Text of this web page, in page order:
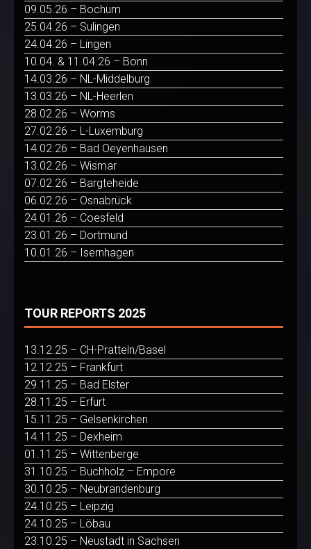
09.05.26 – Bochum
25.04.26 – Sulingen
24.04.26 – Lingen
10.04. & 11.04.26 – Bonn
14.03.26 – NL-Middelburg
13.03.26 – NL-Heerlen
28.02.26 – Worms
27.02.26 – L-Luxemburg
14.02.26 – Bad Oeyenhausen
13.02.26 – Wismar
07.02.26 – Bargteheide
06.02.26 – Osnabrück
24.01.26 – Coesfeld
23.01.26 – Dortmund
10.01.26 – Isernhagen
TOUR REPORTS 2025
13.12.25 – CH-Pratteln/Basel
12.12.25 – Frankfurt
29.11.25 – Bad Elster
28.11.25 – Erfurt
15.11.25 – Gelsenkirchen
14.11.25 – Dexheim
01.11.25 – Wittenberge
31.10.25 – Buchholz – Empore
30.10.25 – Neubrandenburg
24.10.25 – Leipzig
24.10.25 – Löbau
23.10.25 – Neustadt in Sachsen